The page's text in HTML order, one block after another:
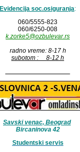
Evidencija soc.osiguranja:
060/5555-823
060/6250-008
k.zorke5@ozbulevar.rs
radno vreme: 8-17 h
subotom : 8-12 h
Savski venac, Beograd
Bircaninova 42
Studentski servis